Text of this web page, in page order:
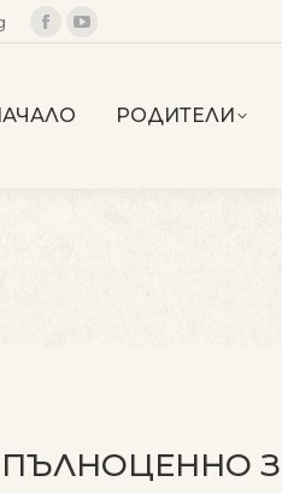
Facebook
in
YouTube
РОДИТЕЛИ
ПЪЛНОЦЕННО